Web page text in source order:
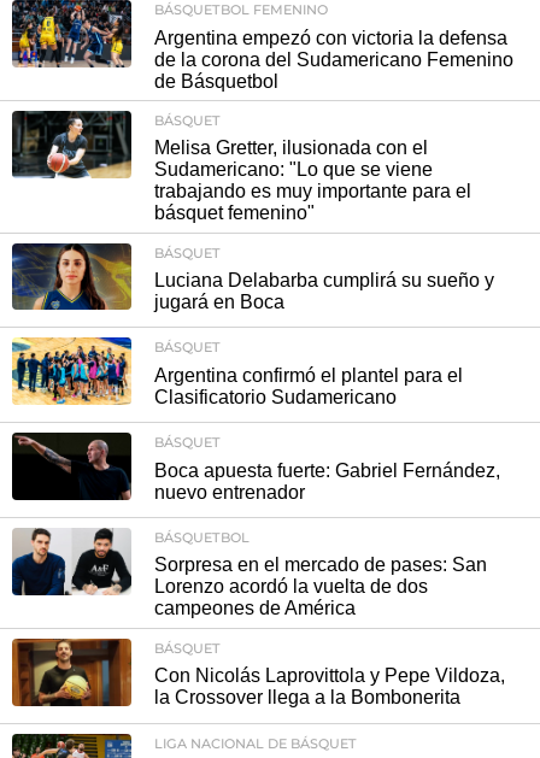
BÁSQUETBOL FEMENINO
Argentina empezó con victoria la defensa
de la corona del Sudamericano Femenino
de Básquetbol
BÁSQUET
Melisa Gretter, ilusionada con el
Sudamericano: "Lo que se viene
trabajando es muy importante para el
básquet femenino"
BÁSQUET
Luciana Delabarba cumplirá su sueño y
jugará en Boca
BÁSQUET
Argentina confirmó el plantel para el
Clasificatorio Sudamericano
BÁSQUET
Boca apuesta fuerte: Gabriel Fernández,
nuevo entrenador
BÁSQUETBOL
Sorpresa en el mercado de pases: San
Lorenzo acordó la vuelta de dos
campeones de América
BÁSQUET
Con Nicolás Laprovittola y Pepe Vildoza,
la Crossover llega a la Bombonerita
LIGA NACIONAL DE BÁSQUET